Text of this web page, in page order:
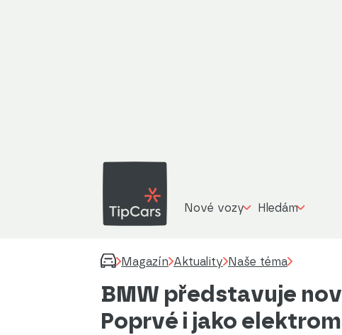
Nové vozy Hledám
Magazín Aktuality Naše téma
BMW představuje
Poprvé i jako